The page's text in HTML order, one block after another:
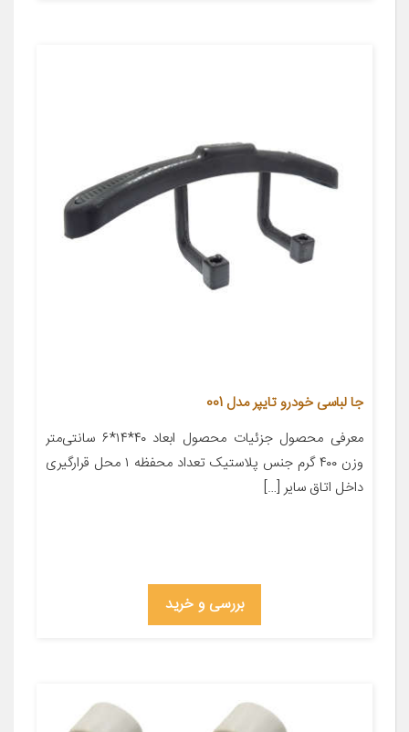
جا لباسی خودرو تایپر مدل 001
معرفی محصول جزئیات محصول ابعاد ۴۰*۱۴*۶ سانتی‌متر
وزن ۴۰۰ گرم جنس پلاستیک تعداد محفظه ۱ محل قرارگیری
داخل اتاق سایر […]
بررسی و خرید